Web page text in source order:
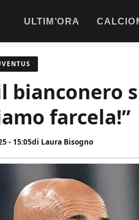
ULTIM’ORA
bianconero
farcela!”
- 15:05di Laura Bisogno